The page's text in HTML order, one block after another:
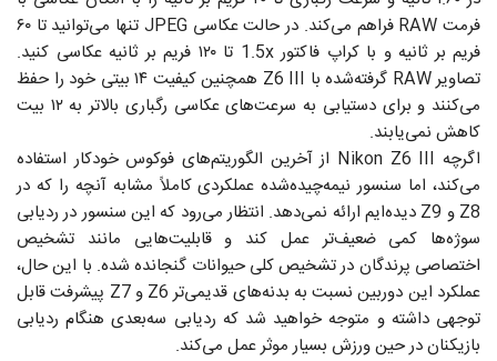
فرمت RAW فراهم می‌کند. در حالت عکاسی JPEG تنها می‌توانید تا ۶۰
فریم بر ثانیه و با کراپ فاکتور 1.5x تا ۱۲۰ فریم بر ثانیه عکاسی کنید.
تصاویر RAW گرفته‌شده با Z6 III همچنین کیفیت ۱۴ بیتی خود را حفظ
می‌کنند و برای دستیابی به سرعت‌های عکاسی رگباری بالاتر به ۱۲ بیت
کاهش نمی‌یابند.
اگرچه Nikon Z6 III از آخرین الگوریتم‌های فوکوس خودکار استفاده
می‌کند، اما سنسور نیمه‌چیده‌شده عملکردی کاملاً مشابه آنچه را که در
Z8 و Z9 دیده‌ایم ارائه نمی‌دهد. انتظار می‌رود که این سنسور در ردیابی
سوژه‌ها کمی ضعیف‌تر عمل کند و قابلیت‌هایی مانند تشخیص
اختصاصی پرندگان در تشخیص کلی حیوانات گنجانده شده. با این حال،
عملکرد این دوربین نسبت به بدنه‌های قدیمی‌تر Z6 و Z7 پیشرفت قابل
توجهی داشته و متوجه خواهید شد که ردیابی سه‌بعدی هنگام ردیابی
بازیکنان در حین ورزش‌ بسیار موثر عمل می‌کند.